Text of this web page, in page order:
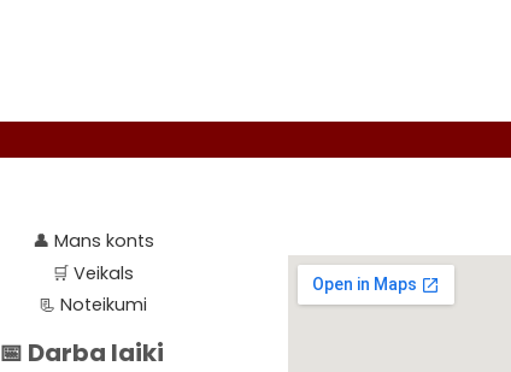
👤 Mans konts
🛒Veikals
📃Noteikumi
📅 Darba laiki